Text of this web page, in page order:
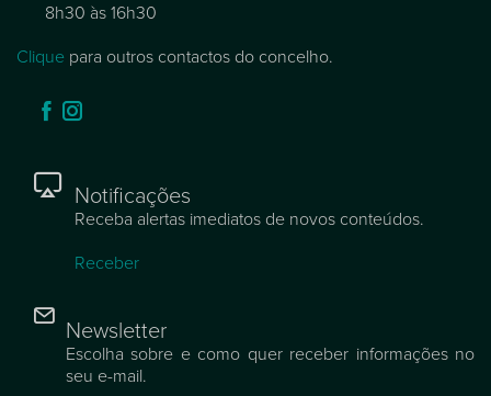
8h30 às 16h30
Clique para outros contactos do concelho.
Notificações
Receba alertas imediatos de novos conteúdos.
Receber
Newsletter
Escolha sobre e como quer receber informações no
seu e-mail.